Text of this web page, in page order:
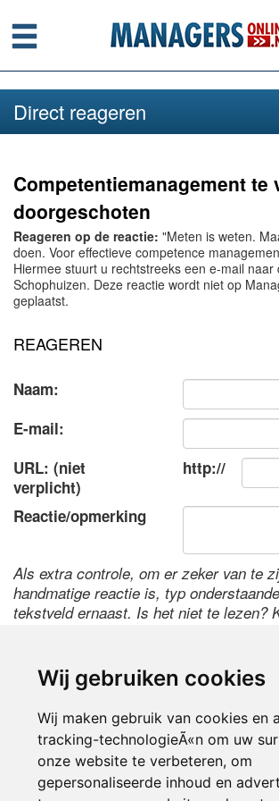
Wij gebruiken cookies
Wij maken gebruik van cookies en
tracking-technologieÃ«n om uw
onze website te verbeteren, om
gepersonaliseerde inhoud en
Menu
Direct reageren
Competentiemanagement te
doorgeschoten
Reageren op de reactie: "Meten is weten.
doen. Voor effectieve competence
Hiermee stuurt u rechtstreeks een e-mail naar
Schophuizen. Deze reactie wordt niet op
geplaatst.
REAGEREN
Naam:
E-mail:
URL: (niet
verplicht)
http://
Reactie/opmerking
Als extra controle, om er zeker van te
handmatige reactie is, typ
tekstveld ernaast. Is het niet te lezen?